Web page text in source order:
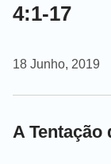
4:1-17
18 Junho, 2019
A Tentação